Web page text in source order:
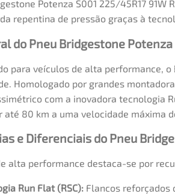
Potenza S001 225/45R17
repentina de pressão graças à
do Pneu Bridgestone Potenza
para veículos de alta performance,
Homologado por grandes
com a inovadora tecnologia
até 80 km a uma velocidade máxima
e Diferenciais do Pneu
alta performance destaca-se por
Run Flat (RSC): Flancos reforçados